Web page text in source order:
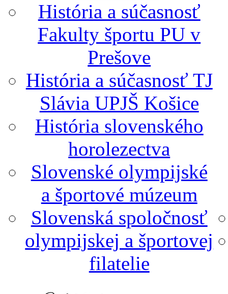
História a súčasnosť
Fakulty športu PU v
Prešove
História a súčasnosť TJ
Slávia UPJŠ Košice
História slovenského
horolezectva
Slovenské olympijské
a športové múzeum
Slovenská spoločnosť
olympijskej a športovej
filatelie